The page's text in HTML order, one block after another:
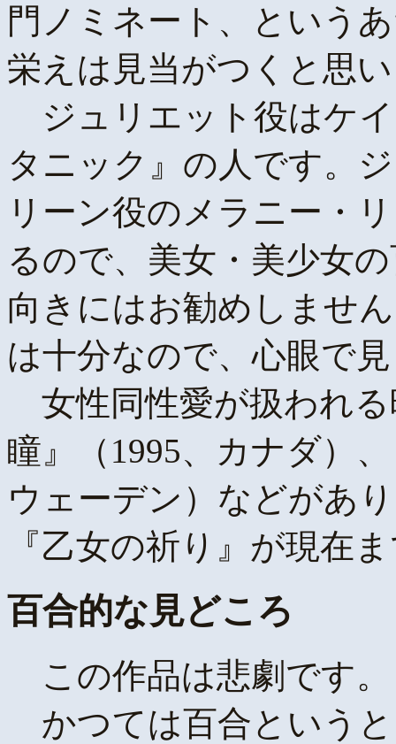
門ノミネート、という
栄えは見当がつくと思
ジュリエット役はケ
タニック』の人です。
リーン役のメラニー・
るので、美女・美少女
向きにはお勧めしませ
は十分なので、心眼で
女性同性愛が扱われ
瞳』（1995、カナダ）
ウェーデン）などがあ
『乙女の祈り』が現在
百合的な見どころ
この作品は悲劇です。
かつては百合という